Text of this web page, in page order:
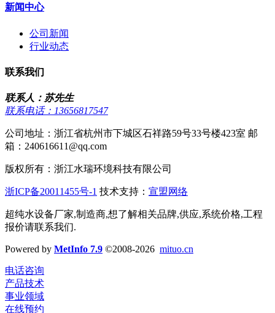
新闻中心
公司新闻
行业动态
联系我们
联系人：苏先生
联系电话：13656817547
公司地址：浙江省杭州市下城区石祥路59号33号楼423室 邮
箱：240616611@qq.com
版权所有：浙江水瑞环境科技有限公司
浙ICP备20011455号-1 技术支持： 宣盟网络
超纯水设备厂家,制造商,想了解相关品牌,供应,系统价格,工程
报价请联系我们.
Powered by MetInfo 7.9 ©2008-2026 mituo.cn
电话咨询
产品技术
事业领域
在线预约